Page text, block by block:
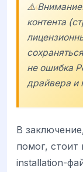
⚠️
контента
не ошибка
драйвера и
В
помог, стоит
installation-